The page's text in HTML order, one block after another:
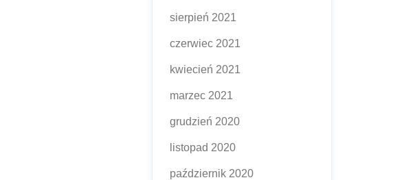
sierpień 2021
czerwiec 2021
kwiecień 2021
marzec 2021
grudzień 2020
listopad 2020
październik 2020